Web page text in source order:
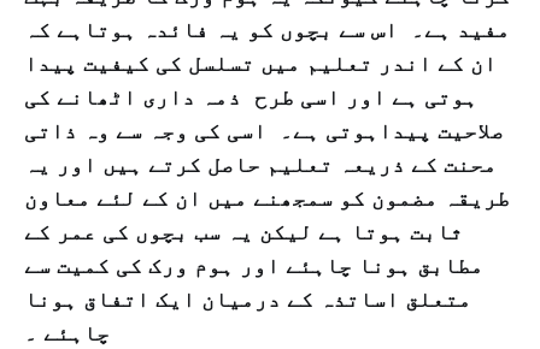
مفید ہے۔ اس سے بچوں کو یہ فائدہ ہوتاہے کہ
ان کے اندر تعلیم میں تسلسل کی کیفیت پیدا
ہوتی ہے اور اسی طرح ذمہ داری اٹھانے کی
صلاحیت پیداہوتی ہے۔ اسی کی وجہ سے وہ ذاتی
محنت کے ذریعہ تعلیم حاصل کرتے ہیں اور یہ
طریقہ مضمون کو سمجھنے میں ان کے لئے معاون
ثابت ہوتا ہے لیکن یہ سب بچوں کی عمر کے
مطابق ہونا چاہئے اور ہوم ورک کی کمیت سے
متعلق اساتذہ کے درمیان ایک اتفاق ہونا
چاہئے ۔